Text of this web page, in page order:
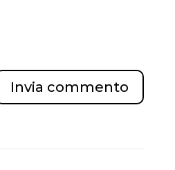
Invia commento